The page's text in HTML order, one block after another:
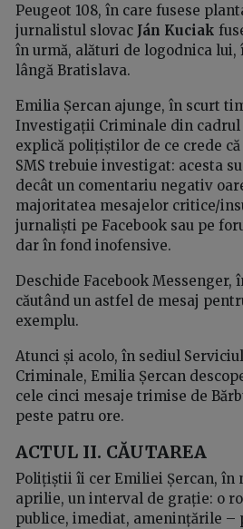
Peugeot 108, în care fusese
jurnalistul slovac Ján Kuciak
în urmă, alături de logodnica lui,
lângă Bratislava.
Emilia Șercan ajunge, în scurt
Investigații Criminale din cadrul
explică polițiștilor de ce crede
SMS trebuie investigat: acesta
decât un comentariu negativ
majoritatea mesajelor critice/
jurnaliști pe Facebook sau pe
dar în fond inofensive.
Deschide Facebook
căutând un astfel de mesaj
exemplu.
Atunci și acolo, în sediul
Criminale, Emilia Șercan
cele cinci mesaje trimise de
peste patru ore.
ACTUL II. CĂUTAREA
Polițiștii îi cer Emiliei Șercan, în
aprilie, un interval de grație: o
publice, imediat, amenințările –